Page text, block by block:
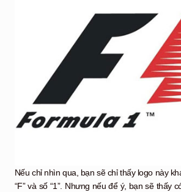
Nếu chỉ nhìn qua, bạn sẽ chỉ thấy logo này
“F” và số “1”. Nhưng nếu để ý, bạn sẽ thấy